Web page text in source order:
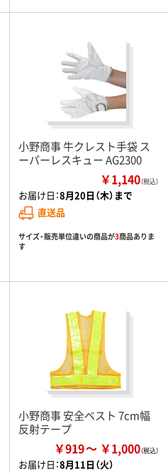
小野商事 牛クレスト手袋 ス
ーパーレスキュー AG2300
￥1,140（税込）
お届け日：8月20日（木）まで
直送品
サイズ・販売単位違いの商品が3商品ありま
す
小野商事 安全ベスト 7cm幅
反射テープ
￥919 ￥1,000
お届け日：8月11日（火）